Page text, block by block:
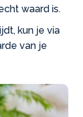
waard is.
kun je via
van je